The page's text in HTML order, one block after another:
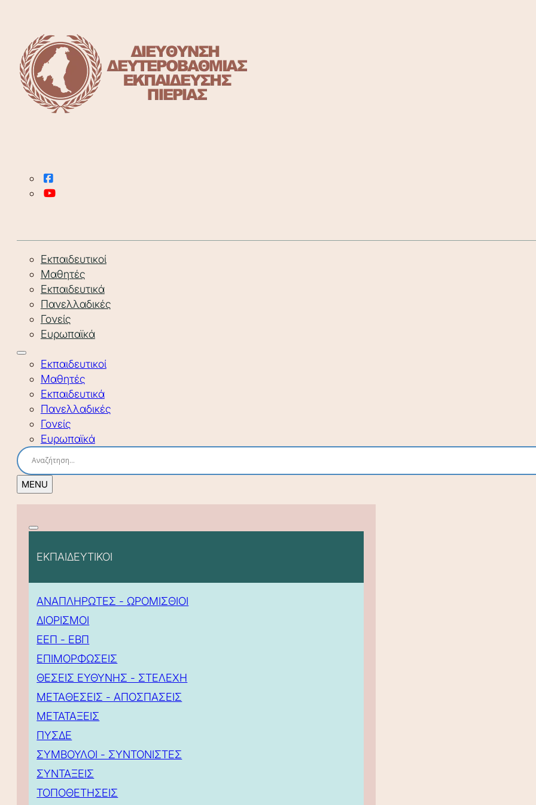
Εκπαιδευτικοί
Μαθητές
Εκπαιδευτικά
Πανελλαδικές
Γονείς
Ευρωπαϊκά
Εκπαιδευτικοί
Μαθητές
Εκπαιδευτικά
Πανελλαδικές
Γονείς
Ευρωπαϊκά
ΕΚΠΑΙΔΕΥΤΙΚΟΙ
ΑΝΑΠΛΗΡΩΤΕΣ - ΩΡΟΜΙΣΘΙΟΙ
ΔΙΟΡΙΣΜΟΙ
ΕΕΠ - ΕΒΠ
ΕΠΙΜΟΡΦΩΣΕΙΣ
ΘΕΣΕΙΣ ΕΥΘΥΝΗΣ - ΣΤΕΛΕΧΗ
ΜΕΤΑΘΕΣΕΙΣ - ΑΠΟΣΠΑΣΕΙΣ
ΜΕΤΑΤΑΞΕΙΣ
ΠΥΣΔΕ
ΣΥΜΒΟΥΛΟΙ - ΣΥΝΤΟΝΙΣΤΕΣ
ΣΥΝΤΑΞΕΙΣ
ΤΟΠΟΘΕΤΗΣΕΙΣ